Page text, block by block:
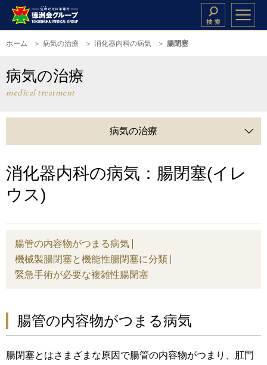
ホーム 病気の治療 消化器内科の病気 腸閉塞
病気の治療
medical treatment
病気の治療
消化器内科の病気：腸閉塞(イレ
ウス)
腸管の内容物がつまる病気
機械製腸閉塞と機能性腸閉塞に分類
緊急手術が必要な複雑性腸閉塞
腸管の内容物がつまる病気
腸閉塞とはさまざまな原因で腸管の内容物がつまり、肛門